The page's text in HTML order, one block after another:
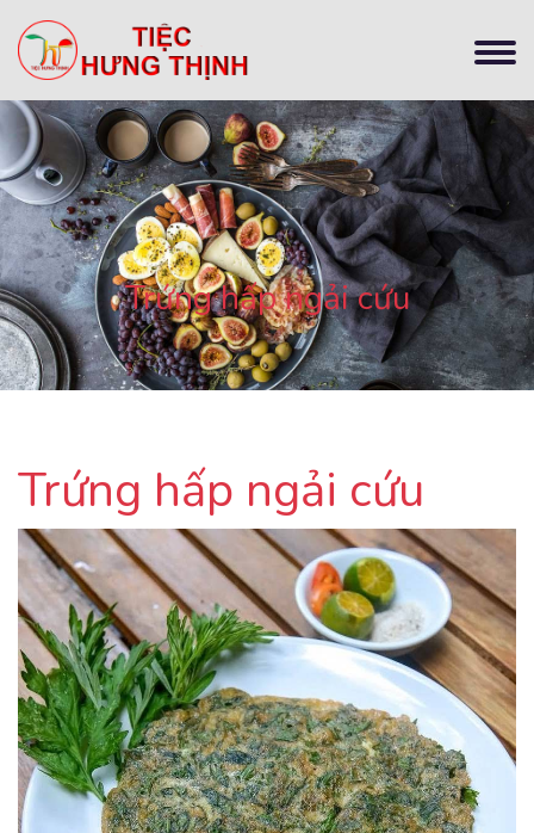
Trứng hấp ngải cứu
Trứng hấp ngải cứu